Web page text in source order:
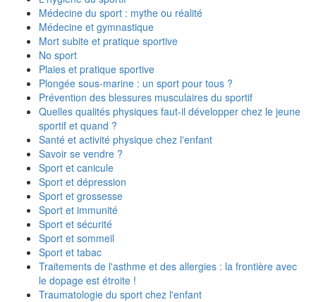
Médecine du sport : mythe ou réalité
Médecine et gymnastique
Mort subite et pratique sportive
No sport
Plaies et pratique sportive
Plongée sous-marine : un sport pour tous ?
Prévention des blessures musculaires du sportif
Quelles qualités physiques faut-il développer chez le jeune
sportif et quand ?
Santé et activité physique chez l'enfant
Savoir se vendre ?
Sport et canicule
Sport et dépression
Sport et grossesse
Sport et immunité
Sport et sécurité
Sport et sommeil
Sport et tabac
Traitements de l'asthme et des allergies : la frontière avec
le dopage est étroite !
Traumatologie du sport chez l'enfant